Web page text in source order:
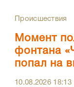
Происшествия
Момент
фонтана
попал на
10.08.2026 18:13